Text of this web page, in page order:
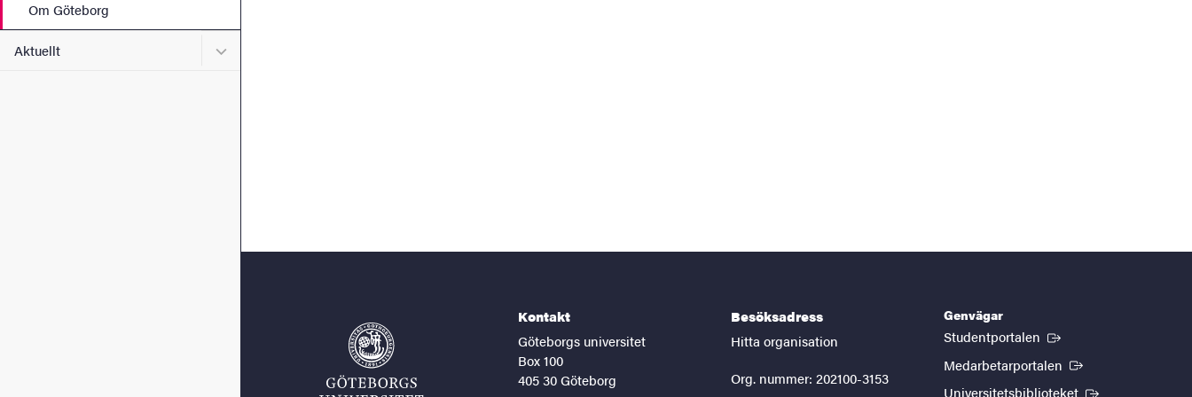
Om Göteborg
Aktuellt Undermeny för Aktuellt
Kontakt
Göteborgs universitet
Box 100
405 30 Göteborg
Besöksadress
Hitta organisation
Org. nummer: 202100-3153
Genvägar
Studentportalen (Extern länk)
Medarbetarportalen (Extern länk)
Universitetsbiblioteket (Extern länk)